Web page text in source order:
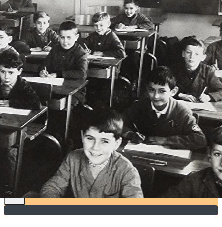
Exporter les lignes sélectionnées
Exporter toutes les colonnes
Exporter uniquement les colonnes affichées
Menu
?>
Images de la page d'accueil
Cliquez pour éditer
Texte, bouton et/ou inscription à la newsletter
Cliquez pour éditer
MUSEE DE L'ECOLE
PUBLIQUE 92
Je m'abonne à la newsletter
OK